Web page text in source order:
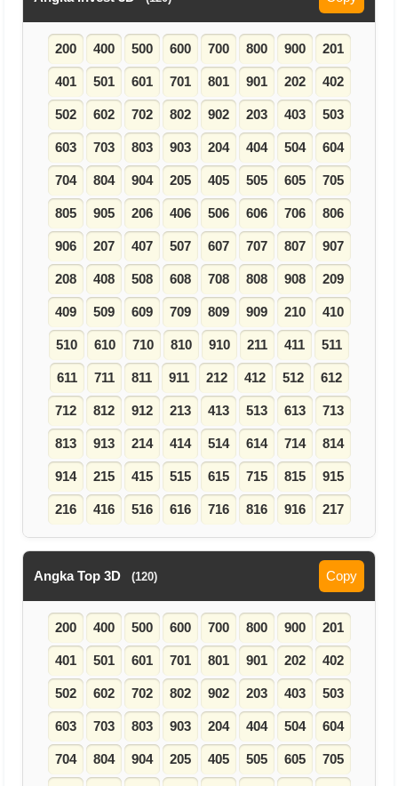
200 400 500 600 700 800 900 201
401 501 601 701 801 901 202 402
502 602 702 802 902 203 403 503
603 703 803 903 204 404 504 604
704 804 904 205 405 505 605 705
805 905 206 406 506 606 706 806
906 207 407 507 607 707 807 907
208 408 508 608 708 808 908 209
409 509 609 709 809 909 210 410
510 610 710 810 910 211 411 511
611 711 811 911 212 412 512 612
712 812 912 213 413 513 613 713
813 913 214 414 514 614 714 814
914 215 415 515 615 715 815 915
216 416 516 616 716 816 916 217
Angka Top 3D (120) Copy
200 400 500 600 700 800 900 201
401 501 601 701 801 901 202 402
502 602 702 802 902 203 403 503
603 703 803 903 204 404 504 604
704 804 904 205 405 505 605 705